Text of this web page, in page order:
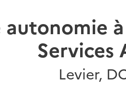
autonomie
Services
Levier,